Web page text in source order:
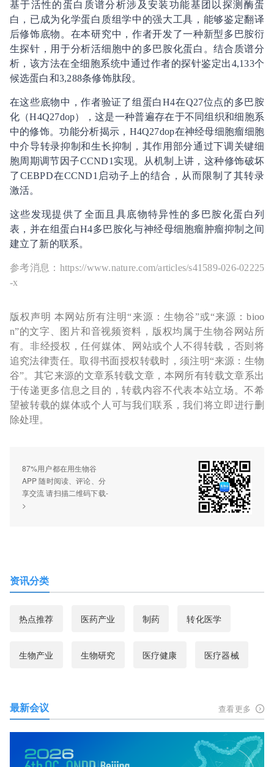
基于活性的蛋白质谱分析涉及安装功能基团以探测酶蛋
白，已成为化学蛋白质组学中的强大工具，能够鉴定翻译
后修饰底物。在本研究中，作者开发了一种新型多巴胺衍
生探针，用于分析活细胞中的多巴胺化蛋白。结合质谱分
析，该方法在全细胞系统中通过作者的探针鉴定出4,133个
候选蛋白和3,288条修饰肽段。
在这些底物中，作者验证了组蛋白H4在Q27位点的多巴胺
化（H4Q27dop），这是一种普遍存在于不同组织和细胞系
中的修饰。功能分析揭示，H4Q27dop在神经母细胞瘤细胞
中介导转录抑制和生长抑制，其作用部分通过下调关键细
胞周期调节因子CCND1实现。从机制上讲，这种修饰破坏
了CEBPD在CCND1启动子上的结合，从而限制了其转录
激活。
这些发现提供了全面且具底物特异性的多巴胺化蛋白列
表，并在组蛋白H4多巴胺化与神经母细胞瘤肿瘤抑制之间
建立了新的联系。
参考消息：https://www.nature.com/articles/s41589-026-02225
-x
版权声明 本网站所有注明“来源：生物谷”或“来源：bioo
n”的文字、图片和音视频资料，版权均属于生物谷网站所
有。非经授权，任何媒体、网站或个人不得转载，否则将
追究法律责任。取得书面授权转载时，须注明“来源：生物
谷”。其它来源的文章系转载文章，本网所有转载文章系出
于传递更多信息之目的，转载内容不代表本站立场。不希
望被转载的媒体或个人可与我们联系，我们将立即进行删
除处理。
87%用户都在用生物谷
APP 随时阅读、评论、分
享交流 请扫描二维码下载-
>
资讯分类
热点推荐 医药产业 制药 转化医学
生物产业 生物研究 医疗健康 医疗器械
最新会议 查看更多